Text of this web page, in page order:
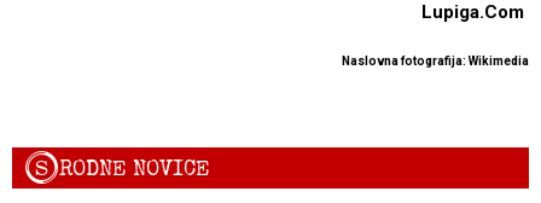
Lupiga.Com
Naslovna fotografija: Wikimedia
SRODNE NOVICE